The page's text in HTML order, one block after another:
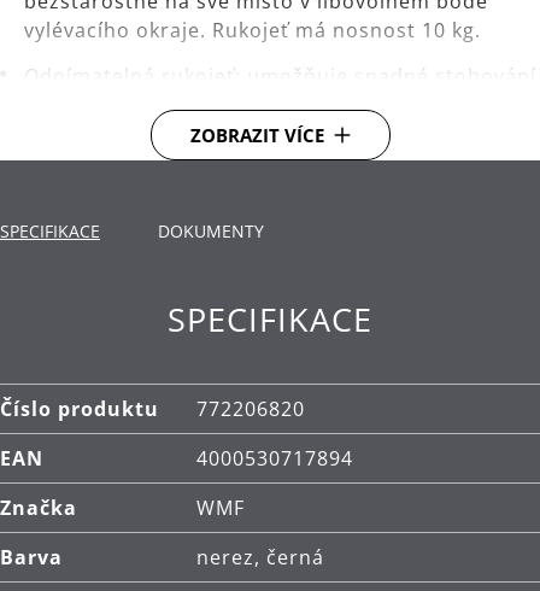
vylévacího okraje. Rukojeť má nosnost 10 kg.
Odnímatelná rukojeť: umožňuje snadné stohování
všech částí nádobí.
Široký vylévací okraj pro snadné vylévání bez
Dno TransTherm®: teplo přenáší rychle a dlouho
včetně indukčních.
Cromargan®.
Pánev má nepřilnavý povrch.
Nádobí a skleněné poklice lze mýt v myčce.
Rukojeť ani poklice nejsou součástí balení.
ZOBRAZIT VÍCE
SPECIFIKACE DOKUMENTY
SPECIFIKACE
Číslo produktu
772206820
EAN
4000530717894
Značka
WMF
Barva
nerez, černá